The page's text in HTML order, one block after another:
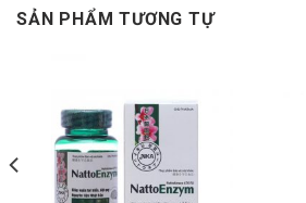
SẢN PHẨM TƯƠNG TỰ